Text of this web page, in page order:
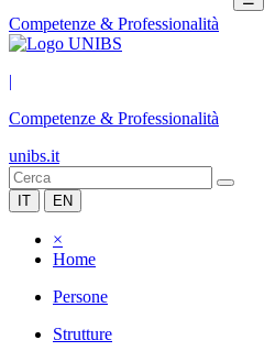
Competenze & Professionalità
|
Competenze & Professionalità
unibs.it
IT EN
×
Home
Persone
Strutture